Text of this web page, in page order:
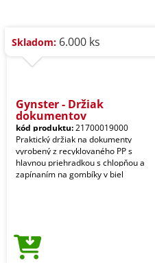
Skladom: 6.000 ks
Gynster - Držiak
dokumentov
kód produktu:21700019000
Praktický držiak na dokumenty
vyrobený z recyklovaného PP s
hlavnou priehradkou s chlopňou a
zapínaním na gombíky v biel